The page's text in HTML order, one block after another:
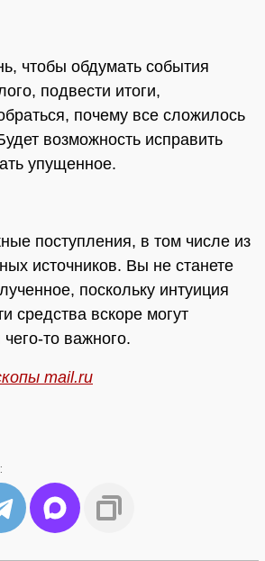
чтобы обдумать события
подвести итоги,
почему все сложилось
возможность исправить
упущенное.
поступления, в том числе из
источников. Вы не станете
поскольку интуиция
средства вскоре могут
то важного.
mail.ru